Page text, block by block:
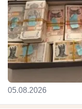
05.08.2026